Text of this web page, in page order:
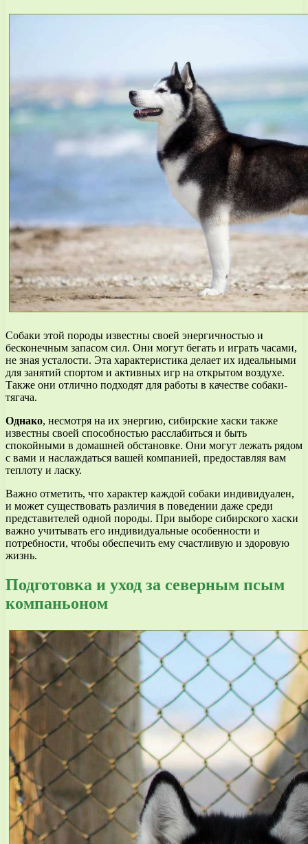
Собаки этой породы известны своей энергичностью и
бесконечным запасом сил. Они могут бегать и играть часами,
не зная усталости. Эта характеристика делает их идеальными
для занятий спортом и активных игр на открытом воздухе.
Также они отлично подходят для работы в качестве собаки-
тягача.
Однако, несмотря на их энергию, сибирские хаски также
известны своей способностью расслабиться и быть
спокойными в домашней обстановке. Они могут лежать рядом
с вами и наслаждаться вашей компанией, предоставляя вам
теплоту и ласку.
Важно отметить, что характер каждой собаки индивидуален,
и может существовать различия в поведении даже среди
представителей одной породы. При выборе сибирского хаски
важно учитывать его индивидуальные особенности и
потребности, чтобы обеспечить ему счастливую и здоровую
жизнь.
Подготовка и уход за северным псым
компаньоном